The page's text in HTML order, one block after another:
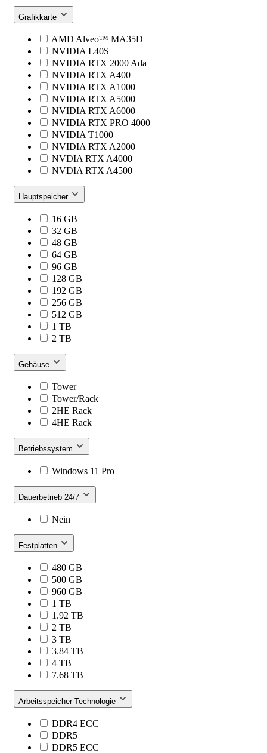
Grafikkarte
AMD Alveo™ MA35D
NVIDIA L40S
NVIDIA RTX 2000 Ada
NVIDIA RTX A400
NVIDIA RTX A1000
NVIDIA RTX A5000
NVIDIA RTX A6000
NVIDIA RTX PRO 4000
NVIDIA T1000
NVIDIA RTX A2000
NVDIA RTX A4000
NVDIA RTX A4500
Hauptspeicher
16 GB
32 GB
48 GB
64 GB
96 GB
128 GB
192 GB
256 GB
512 GB
1 TB
2 TB
Gehäuse
Tower
Tower/Rack
2HE Rack
4HE Rack
Betriebssystem
Windows 11 Pro
Dauerbetrieb 24/7
Nein
Festplatten
480 GB
500 GB
960 GB
1 TB
1.92 TB
2 TB
3 TB
3.84 TB
4 TB
7.68 TB
Arbeitsspeicher-Technologie
DDR4 ECC
DDR5
DDR5 ECC